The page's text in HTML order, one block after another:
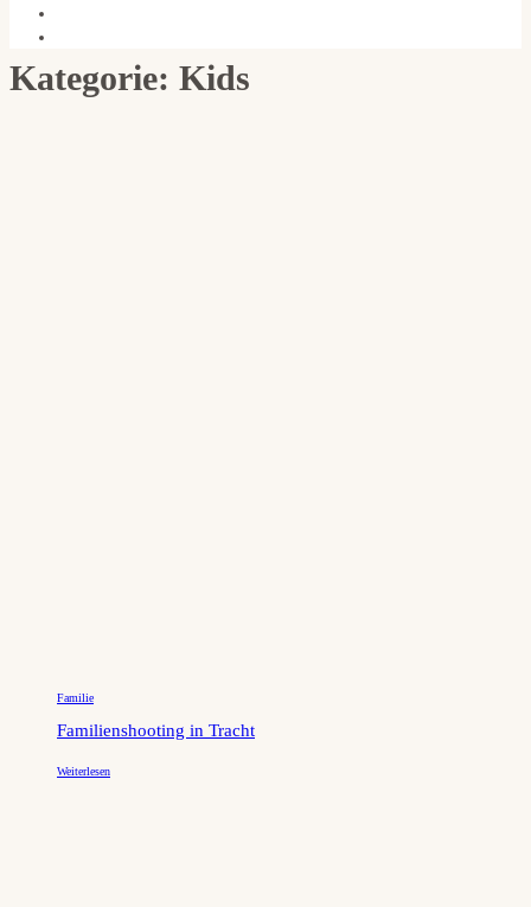
Kategorie: Kids
Familie
Familienshooting in Tracht
Weiterlesen